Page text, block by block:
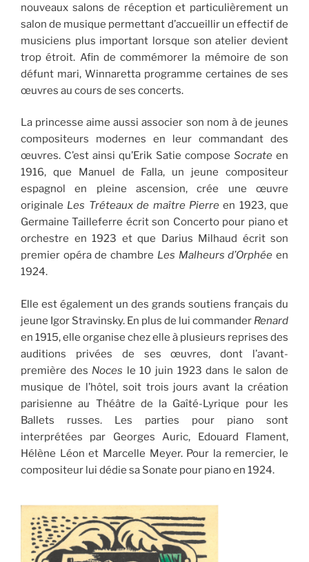
nouveaux salons de réception et particulièrement un
salon de musique permettant d’accueillir un effectif de
musiciens plus important lorsque son atelier devient
trop étroit. Afin de commémorer la mémoire de son
défunt mari, Winnaretta programme certaines de ses
œuvres au cours de ses concerts.
La princesse aime aussi associer son nom à de jeunes
compositeurs modernes en leur commandant des
œuvres. C’est ainsi qu’Erik Satie compose Socrateen
1916, que Manuel de Falla, un jeune compositeur
espagnol en pleine ascension, crée une œuvre
originale Les Tréteaux de maître Pierreen 1923, que
Germaine Tailleferre écrit son Concerto pour piano et
orchestre en 1923 et que Darius Milhaud écrit son
premier opéra de chambre Les Malheurs d’Orphée en
1924.
Elle est également un des grands soutiens français du
jeune Igor Stravinsky. En plus de lui commander Renard
en 1915, elle organise chez elle à plusieurs reprises des
auditions privées de ses œuvres, dont l’avant-
première des Noces le 10 juin 1923 dans le salon de
musique de l’hôtel, soit trois jours avant la création
parisienne au Théâtre de la Gaîté-Lyrique pour les
Ballets russes. Les parties pour piano sont
interprétées par Georges Auric, Edouard Flament,
Hélène Léon et Marcelle Meyer. Pour la remercier, le
compositeur lui dédie sa Sonate pour piano en 1924.